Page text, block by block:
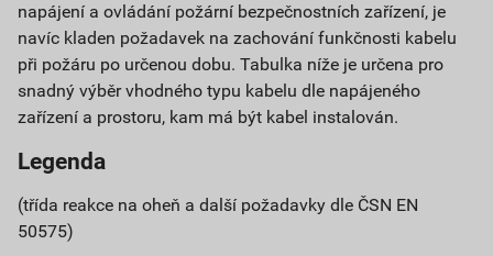
napájení a ovládání požární bezpečnostních zařízení, je
navíc kladen požadavek na zachování funkčnosti kabelu
při požáru po určenou dobu. Tabulka níže je určena pro
snadný výběr vhodného typu kabelu dle napájeného
zařízení a prostoru, kam má být kabel instalován.
Legenda
(třída reakce na oheň a další požadavky dle ČSN EN
50575)